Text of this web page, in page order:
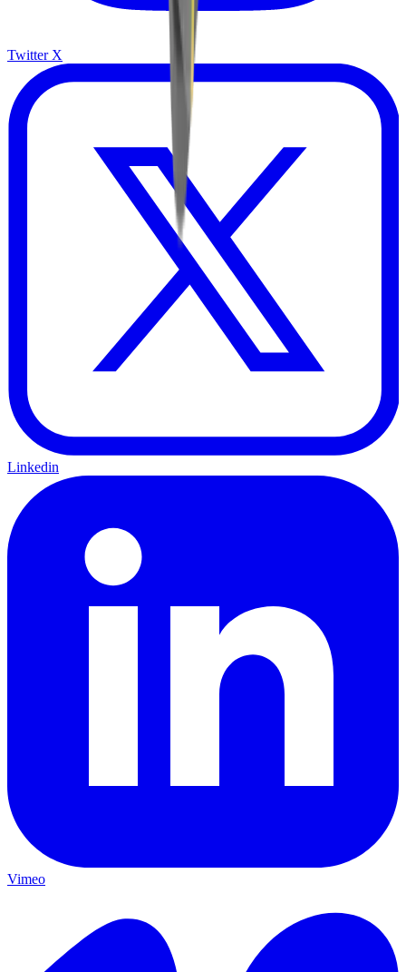
Twitter X
Linkedin
Vimeo